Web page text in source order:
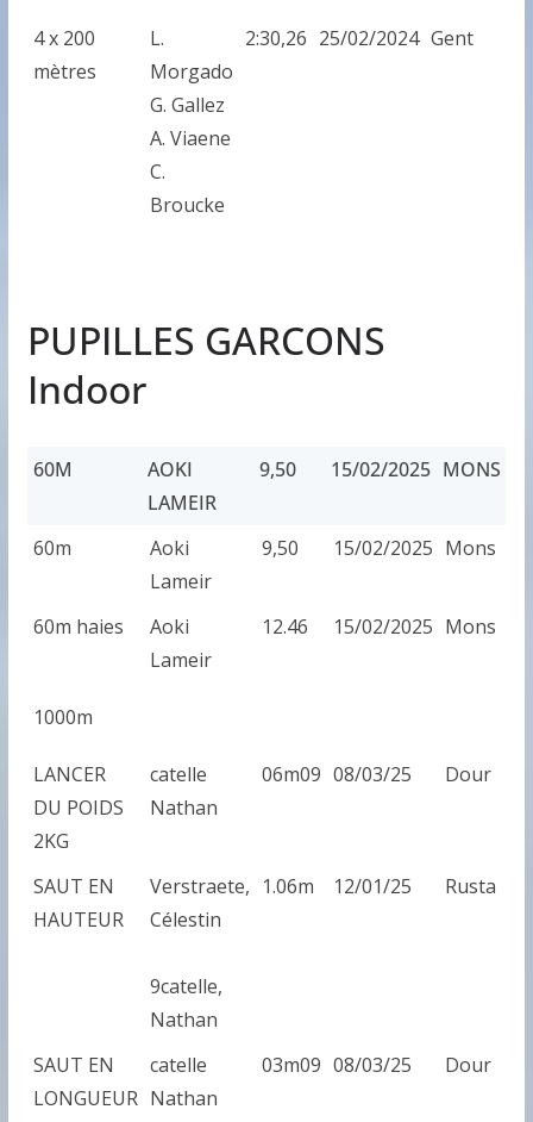
4 x 200
mètres
L.
Morgado
G. Gallez
A. Viaene
C.
Broucke
2:30,26 25/02/2024 Gent
PUPILLES GARCONS
Indoor
60M
AOKI
LAMEIR
9,50 15/02/2025 MONS
60M
AOKI
LAMEIR
9,50 15/02/2025 MONS
60m
Aoki
Lameir
9,50 15/02/2025 Mons
60m haies
Aoki
Lameir
12.46 15/02/2025 Mons
1000m
LANCER
DU POIDS
2KG
catelle
Nathan
06m09 08/03/25 Dour
SAUT EN
HAUTEUR
Verstraete,
Célestin
9catelle,
Nathan
1.06m 12/01/25 Rusta
SAUT EN
LONGUEUR
catelle
Nathan
03m09 08/03/25 Dour